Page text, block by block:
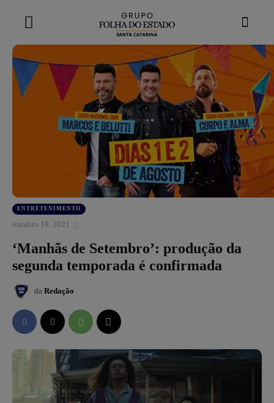
ENTRETENIMENTO
outubro 19, 2021
‘Manhãs de Setembro’: produção da
segunda temporada é confirmada
da Redação